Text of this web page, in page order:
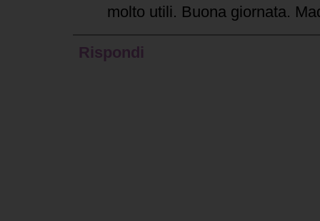
molto utili. Buona giornata.
Rispondi